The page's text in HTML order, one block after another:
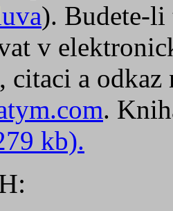
). Budete-li
v
citaci a odkaz
.
kb).